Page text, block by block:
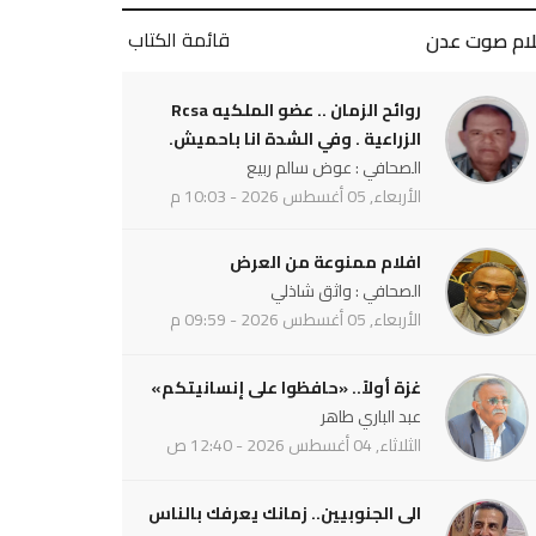
صوت عدن قائمة الكتاب
روائح الزمان .. عضو الملكيه Rcsa
الزراعية . وفي الشدة انا باحميش.
الصحافي : عوض سالم ربيع
الأربعاء, 05 أغسطس 2026 - 10:03 م
افلام ممنوعة من العرض
الصحافي : واثق شاذلي
الأربعاء, 05 أغسطس 2026 - 09:59 م
غزة أولاً.. «حافظوا على إنسانيتكم»
عبد الباري طاهر
الثلاثاء, 04 أغسطس 2026 - 12:40 ص
الى الجنوبيين.. زمانك يعرفك بالناس